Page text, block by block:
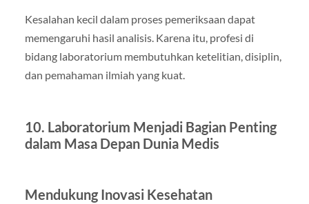
Kesalahan kecil dalam proses pemeriksaan dapat
memengaruhi hasil analisis. Karena itu, profesi di
bidang laboratorium membutuhkan ketelitian, disiplin,
dan pemahaman ilmiah yang kuat.
10. Laboratorium Menjadi Bagian Penting
dalam Masa Depan Dunia Medis
Mendukung Inovasi Kesehatan